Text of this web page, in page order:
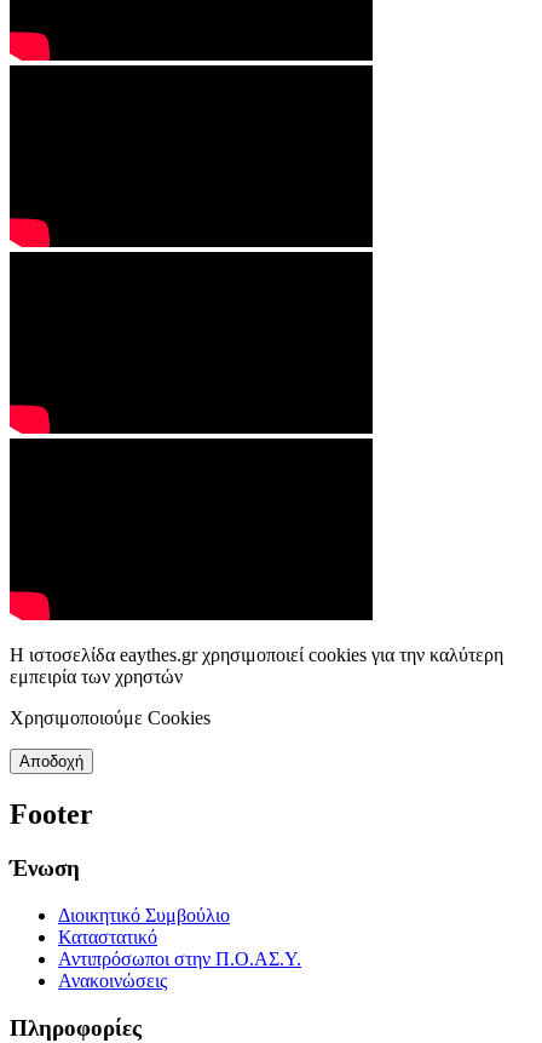
Η ιστοσελίδα eaythes.gr χρησιμοποιεί cookies για την καλύτερη
εμπειρία των χρηστών
Χρησιμοποιούμε Cookies
Αποδοχή
Footer
Ένωση
Διοικητικό Συμβούλιο
Καταστατικό
Αντιπρόσωποι στην Π.Ο.ΑΣ.Υ.
Ανακοινώσεις
Πληροφορίες